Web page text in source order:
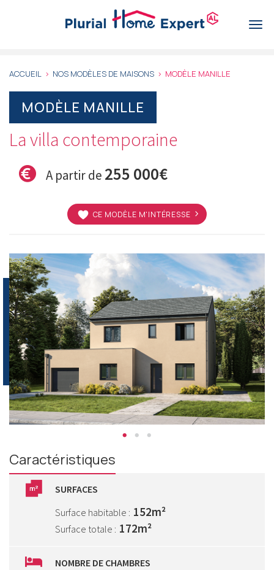
ACCUEIL NOS MODÈLES DE MAISONS MODÈLE MANILLE
MODÈLE MANILLE
La villa contemporaine
A partir de 255 000€
CE MODÈLE M'INTÉRESSE
Caractéristiques
SURFACES
Surface habitable : 152m²
Surface totale : 172m²
NOMBRE DE CHAMBRES